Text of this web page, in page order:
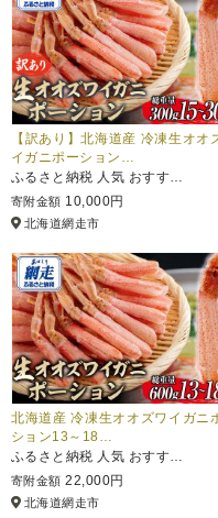
控除額シミュレータ
【訳あり】北海道産 冷凍生オオ
イガニポーション…
ふるさと納税 人気 おすす…
寄附金額 10,000円
北海道網走市
北海道産 冷凍生オオズワイガニ
ション13～18…
ふるさと納税 人気 おすす…
寄附金額 22,000円
北海道網走市